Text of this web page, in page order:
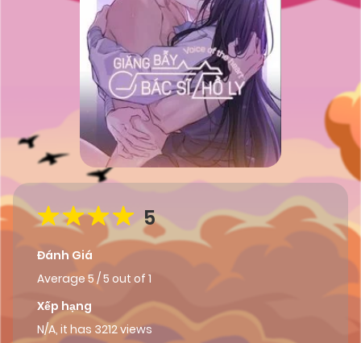
5
Đánh Giá
Average 5 /5 out of 1
Xếp hạng
N/A, it has 3212 views